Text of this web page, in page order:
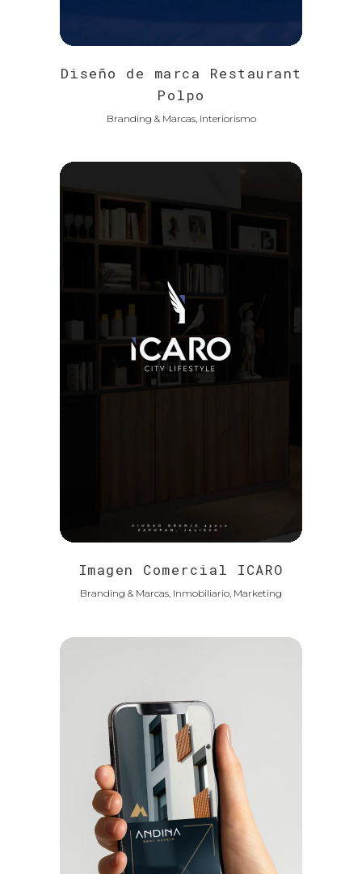
Diseño de marca Restaurant
Polpo
Branding & Marcas, Interiorismo
Imagen Comercial ICARO
Branding & Marcas, Inmobiliario, Marketing